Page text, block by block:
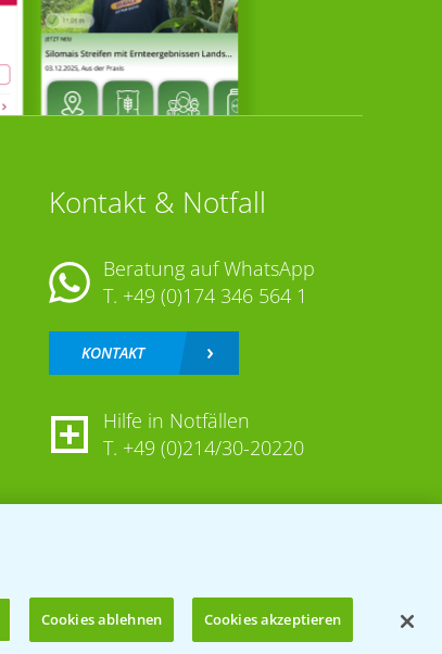
Kontakt & Notfall
Beratung auf WhatsApp
T. +49 (0)174 346 564 1
KONTAKT
Hilfe in Notfällen
T. +49 (0)214/30-20220
Cookies ablehnen Cookies akzeptieren